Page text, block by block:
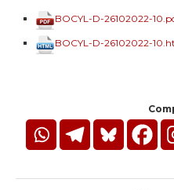
BOCYL-D-26102022-
BOCYL-D-26102022-